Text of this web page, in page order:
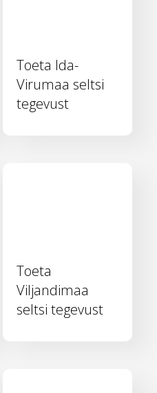
Toeta Ida-
Virumaa seltsi
tegevust
Toeta
Viljandimaa
seltsi tegevust